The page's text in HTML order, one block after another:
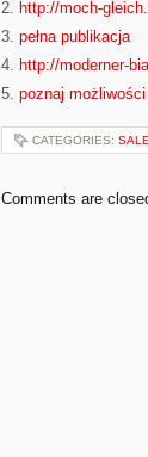
2. http://moch-
3. pełna publikacja
4. http://moderner-
5. poznaj możliwości
CATEGORIES:
Comments are